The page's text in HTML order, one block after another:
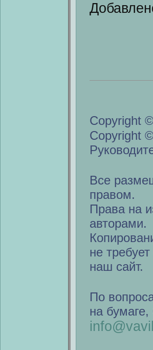
Copyright
Copyright
Все
правом.
Права на
авторами.
не
наш сайт.
По
на